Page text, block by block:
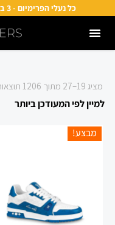
כל נעלי הפרימיום - 3 ב-2000₪ · נייק ואדידס - 3 ב-1200₪
מציג 19–27 מתוך 1206 תוצאות
מבצע!